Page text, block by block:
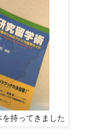
持ってきました